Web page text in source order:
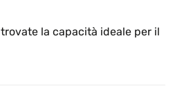
trovate la capacità ideale per il